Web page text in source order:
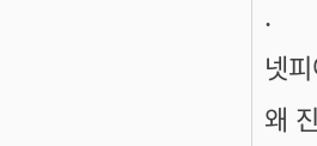
.
넷
왜